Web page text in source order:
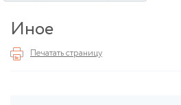
Иное
Печатать страницу